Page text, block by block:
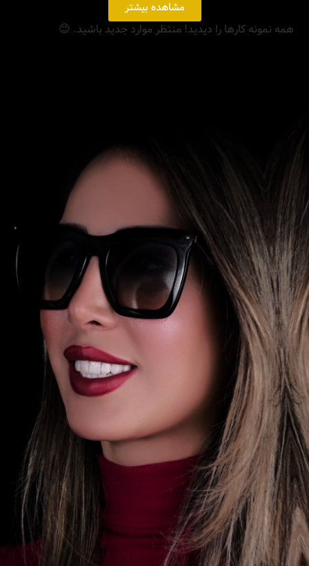
مشاهده بیشتر
کارها را دیدید! منتظر موارد جدید باشید. 😊